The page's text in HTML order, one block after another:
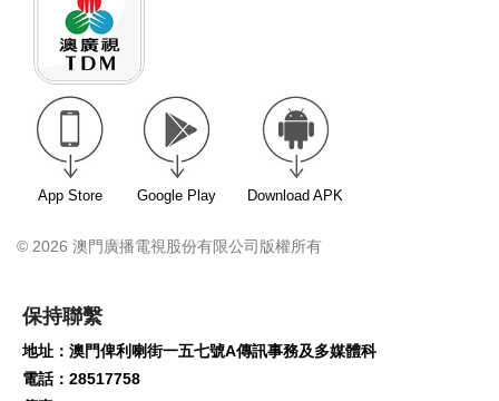
App Store Google Play Download APK
© 2026 澳門廣播電視股份有限公司版權所有
保持聯繫
地址：澳門俾利喇街一五七號A傳訊事務及多媒體科
電話：28517758